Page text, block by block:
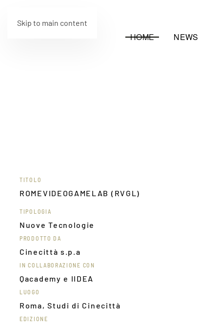
Skip to main content
HOME NEWS
TITOLO
ROMEVIDEOGAMELAB (RVGL)
TIPOLOGIA
Nuove Tecnologie
PRODOTTO DA
Cinecittà s.p.a
IN COLLABORAZIONE CON
Qacademy e IIDEA
LUOGO
Roma, Studi di Cinecittà
EDIZIONE